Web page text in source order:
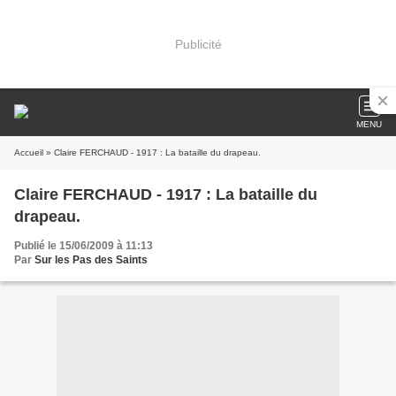
Publicité
MENU
Accueil » Claire FERCHAUD - 1917 : La bataille du drapeau.
Claire FERCHAUD - 1917 : La bataille du
drapeau.
Publié le 15/06/2009 à 11:13
Par Sur les Pas des Saints